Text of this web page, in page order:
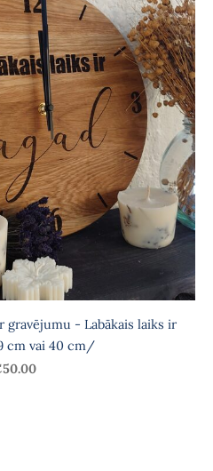
gravējumu - Labākais laiks ir
cm vai 40 cm/